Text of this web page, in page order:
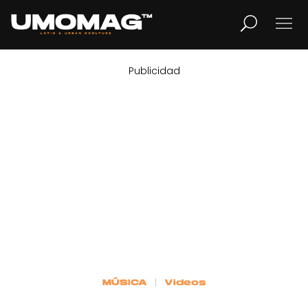
LIFESTYLE
Publicidad
MÚSICA Videos